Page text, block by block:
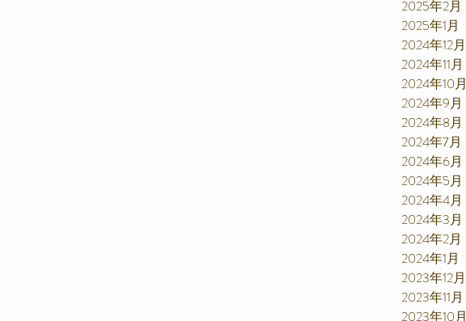
2025年2月
2025年1月
2024年12月
2024年11月
2024年10月
2024年9月
2024年8月
2024年7月
2024年6月
2024年5月
2024年4月
2024年3月
2024年2月
2024年1月
2023年12月
2023年11月
2023年10月